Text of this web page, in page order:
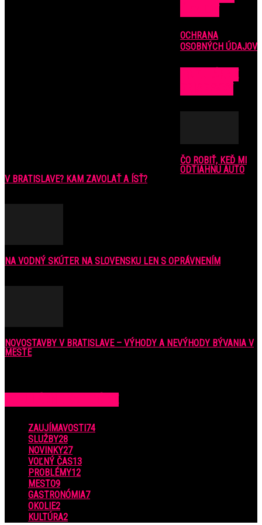
OCHRANA
OSOBNÝCH ÚDAJOV
ČO ROBIŤ, KEĎ MI
ODTIAHNU AUTO
V BRATISLAVE? KAM ZAVOLAŤ A ÍSŤ?
NA VODNÝ SKÚTER NA SLOVENSKU LEN S OPRÁVNENÍM
NOVOSTAVBY V BRATISLAVE – VÝHODY A NEVÝHODY BÝVANIA V
MESTE
ZAUJÍMAVOSTI74
SLUŽBY28
NOVINKY27
VOĽNÝ ČAS13
PROBLÉMY12
MESTO9
GASTRONÓMIA7
OKOLIE2
KULTÚRA2